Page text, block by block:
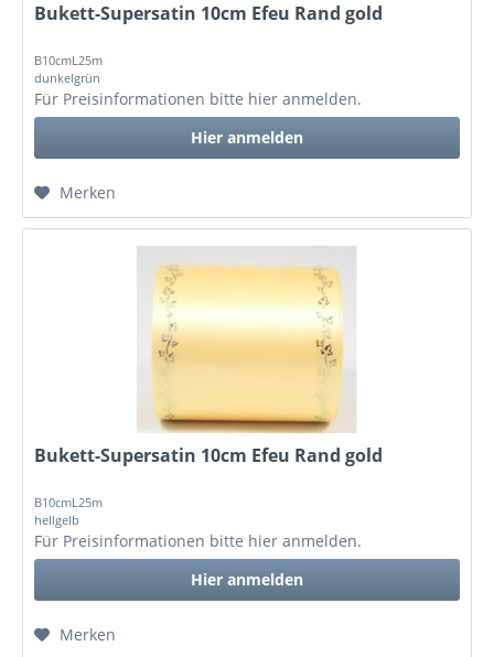
Bukett-Supersatin 10cm Efeu Rand gold
B10cmL25m
dunkelgrün
Für Preisinformationen bitte hier anmelden.
Hier anmelden
Merken
Bukett-Supersatin 10cm Efeu Rand gold
B10cmL25m
hellgelb
Für Preisinformationen bitte hier anmelden.
Hier anmelden
Merken